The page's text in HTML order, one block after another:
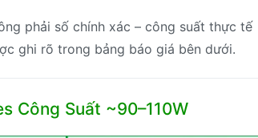
phải số chính xác – công suất thực tế
ghi rõ trong bảng báo giá bên dưới.
Công Suất ~90–110W